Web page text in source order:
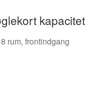
kapacitet
rum, frontindgang